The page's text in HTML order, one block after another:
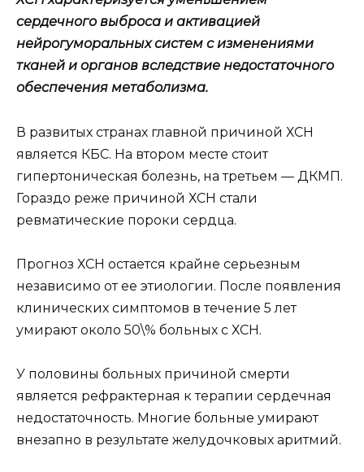
сердечного выброса и активацией
нейрогуморальных систем с изменениями
тканей и органов вследствие недостаточного
обеспечения метаболизма.
В развитых странах главной причиной ХСН
является КБС. На втором месте стоит
гипертоническая болезнь, на третьем — ДКМП.
Гораздо реже причиной ХСН стали
ревматические пороки сердца.
Прогноз ХСН остается крайне серьезным
независимо от ее этиологии. После появления
клинических симптомов в течение 5 лет
умирают около 50\% больных с ХСН.
У половины больных причиной смерти
является рефрактерная к терапии сердечная
недостаточность. Многие больные умирают
внезапно в результате желудочковых аритмий.